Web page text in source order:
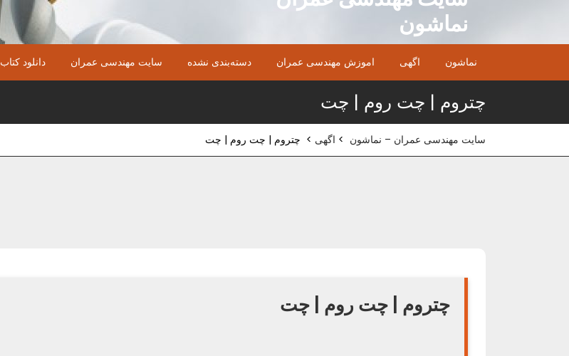
content
نماشون
نماشون اگهی اموزش مهندسی عمران دسته‌بندی نشده سایت مهندسی عمران دانلود کتاب
چتروم | چت روم | چت
سایت مهندسی عمران – نماشون > اگهی > چتروم | چت روم | چت
چتروم | چت روم | چت